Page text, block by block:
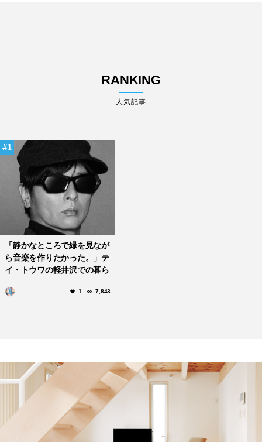
RANKING
人気記事
1
「静かなところで緑を見なが
ら音楽を作りたかった。」テ
イ・トウワの軽井沢での暮ら
1 7,843